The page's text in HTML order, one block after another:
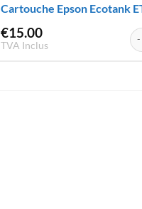
Cartouche Epson Ecotank
€15.00
TVA Inclus